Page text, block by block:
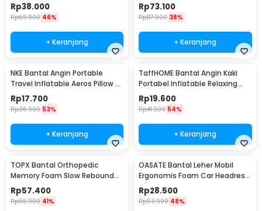
Shaped Neck Pillow - SR43
Rp38.000
Rp69.900 46%
+ Keranjang
Foot Rest - BSZ0020
Rp73.100
Rp117.900 38%
+ Keranjang
NKE Bantal Angin Portable
Travel Inflatable Aeros Pillow -
F8057
Rp17.700
Rp36.900 53%
+ Keranjang
TaffHOME Bantal Angin Kaki
Portabel Inflatable Relaxing
Feet Pillow - IAF-05
Rp19.600
Rp41.900 54%
+ Keranjang
TOPX Bantal Orthopedic
Memory Foam Slow Rebound
Pillow 48.5x28.5cm - TC100
Rp57.400
Rp96.900 41%
OASATE Bantal Leher Mobil
Ergonomis Foam Car Headrest
Pillow - M5
Rp28.500
Rp53.900 48%